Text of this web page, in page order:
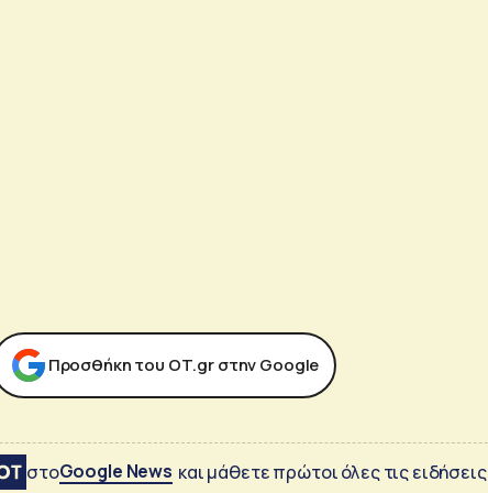
Προσθήκη του ΟΤ.gr στην Google
στοGoogle News και μάθετε πρώτοι όλες τις ειδήσεις